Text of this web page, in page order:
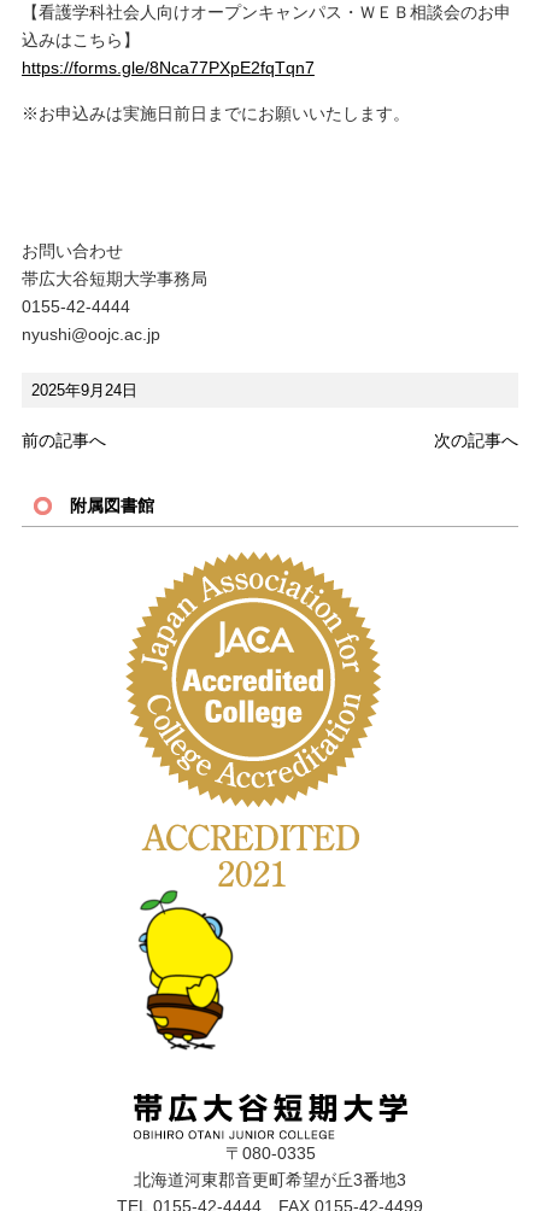
【看護学科社会人向けオープンキャンパス・ＷＥＢ相談会のお申
込みはこちら】
https://forms.gle/8Nca77PXpE2fqTqn7
※お申込みは実施日前日までにお願いいたします。
お問い合わせ
帯広大谷短期大学事務局
0155-42-4444
nyushi@oojc.ac.jp
2025年9月24日
前の記事へ 次の記事へ
附属図書館
〒080-0335
北海道河東郡音更町希望が丘3番地3
TEL.0155-42-4444 FAX.0155-42-4499